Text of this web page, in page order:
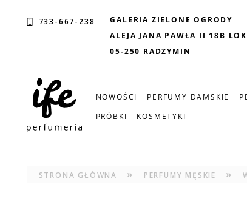
733-667-238
GALERIA ZIELONE OGRODY
ALEJA JANA PAWŁA II 18B
05-250 RADZYMIN
NOWOŚCI PERFUMY DAMSKIE
PRÓBKI
KOSMETYKI
STRONA GŁÓWNA » PERFUMY MĘSKIE »